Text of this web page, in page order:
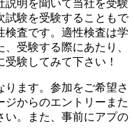
説明を聞いて当社を受験
試験を受験することもで
検査です。適性検査は学
受験する際にあたり、
験してみて下さい！
ます。参加をご希望さ
ジからのエントリーまた
い。また、事前にアプの